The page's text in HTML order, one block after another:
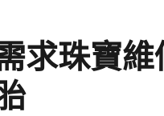
求珠寶